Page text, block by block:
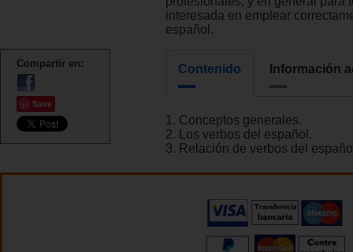
Compartir en:
Save
interesada en emplear
español.
Contenido Información
1. Conceptos generales.
2. Los verbos del español.
3. Relación de verbos del